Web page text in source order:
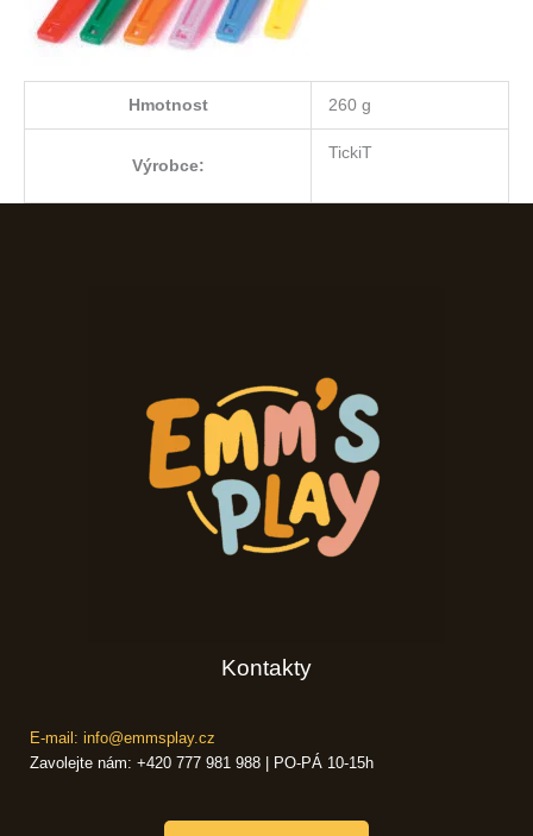
Hmotnost 260 g
Výrobce:
TickiT
Kontakty
E-mail: info@emmsplay.cz
Zavolejte nám: +420 777 981 988 | PO-PÁ 10-15h